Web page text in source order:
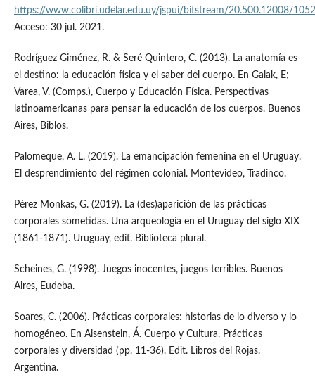
https://www.colibri.udelar.edu.uy/jspui/bitstream/20.500.12008/
Acceso: 30 jul. 2021.
Rodríguez Giménez, R. & Seré Quintero, C. (2013). La anatomía es
el destino: la educación física y el saber del cuerpo. En Galak, E;
Varea, V. (Comps.), Cuerpo y Educación Física. Perspectivas
latinoamericanas para pensar la educación de los cuerpos. Buenos
Aires, Biblos.
Palomeque, A. L. (2019). La emancipación femenina en el Uruguay.
El desprendimiento del régimen colonial. Montevideo, Tradinco.
Pérez Monkas, G. (2019). La (des)aparición de las prácticas
corporales sometidas. Una arqueología en el Uruguay del siglo XIX
(1861-1871). Uruguay, edit. Biblioteca plural.
Scheines, G. (1998). Juegos inocentes, juegos terribles. Buenos
Aires, Eudeba.
Soares, C. (2006). Prácticas corporales: historias de lo diverso y lo
homogéneo. En Aisenstein, Á. Cuerpo y Cultura. Prácticas
corporales y diversidad (pp. 11-36). Edit. Libros del Rojas.
Argentina.